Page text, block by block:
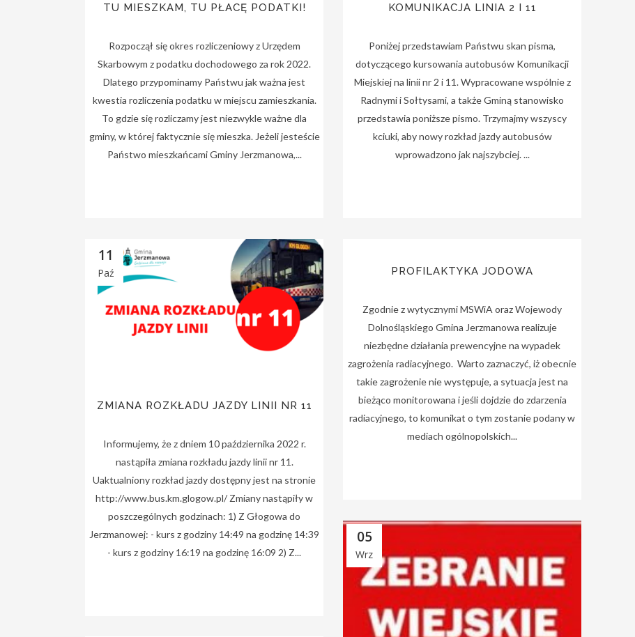
TU MIESZKAM, TU PŁACĘ PODATKI!
Rozpoczął się okres rozliczeniowy z Urzędem
Skarbowym z podatku dochodowego za rok 2022.
Dlatego przypominamy Państwu jak ważna jest
kwestia rozliczenia podatku w miejscu zamieszkania.
To gdzie się rozliczamy jest niezwykle ważne dla
gminy, w której faktycznie się mieszka. Jeżeli jesteście
Państwo mieszkańcami Gminy Jerzmanowa,...
KOMUNIKACJA LINIA 2 I 11
Poniżej przedstawiam Państwu skan pisma,
dotyczącego kursowania autobusów Komunikacji
Miejskiej na linii nr 2 i 11. Wypracowane wspólnie z
Radnymi i Sołtysami, a także Gminą stanowisko
przedstawia poniższe pismo. Trzymajmy wszyscy
kciuki, aby nowy rozkład jazdy autobusów
wprowadzono jak najszybciej. ...
11
Paź
ZMIANA ROZKŁADU JAZDY LINII NR 11
Informujemy, że z dniem 10 października 2022 r.
nastąpiła zmiana rozkładu jazdy linii nr 11.
Uaktualniony rozkład jazdy dostępny jest na stronie
http://www.bus.km.glogow.pl/ Zmiany nastąpiły w
poszczególnych godzinach: 1) Z Głogowa do
Jerzmanowej: - kurs z godziny 14:49 na godzinę 14:39
- kurs z godziny 16:19 na godzinę 16:09 2) Z...
PROFILAKTYKA JODOWA
Zgodnie z wytycznymi MSWiA oraz Wojewody
Dolnośląskiego Gmina Jerzmanowa realizuje
niezbędne działania prewencyjne na wypadek
zagrożenia radiacyjnego. Warto zaznaczyć, iż obecnie
takie zagrożenie nie występuje, a sytuacja jest na
bieżąco monitorowana i jeśli dojdzie do zdarzenia
radiacyjnego, to komunikat o tym zostanie podany w
mediach ogólnopolskich...
05
Wrz